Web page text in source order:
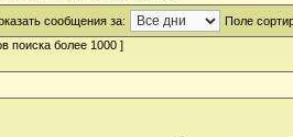
сообщения за:
Поле
поиска более 1000 ]